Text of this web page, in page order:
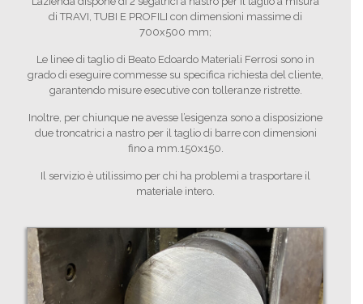
di TRAVI, TUBI E PROFILI con dimensioni massime di
700x500 mm;
Le linee di taglio di Beato Edoardo Materiali Ferrosi sono in
grado di eseguire commesse su specifica richiesta del cliente,
garantendo misure esecutive con tolleranze ristrette.
Inoltre, per chiunque ne avesse l’esigenza sono a disposizione
due troncatrici a nastro per il taglio di barre con dimensioni
fino a mm.150x150.
Il servizio è utilissimo per chi ha problemi a trasportare il
materiale intero.